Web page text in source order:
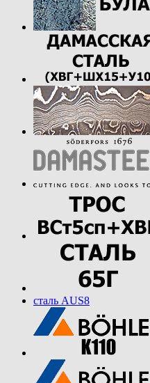
сталь AUS8